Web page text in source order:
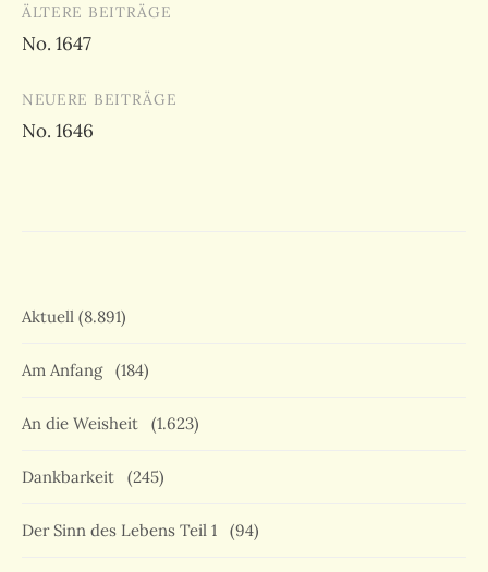
Beitragsnavigation
ÄLTERE BEITRÄGE
No. 1647
NEUERE BEITRÄGE
No. 1646
Aktuell (8.891)
Am Anfang (184)
An die Weisheit (1.623)
Dankbarkeit (245)
Der Sinn des Lebens Teil 1 (94)